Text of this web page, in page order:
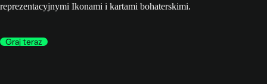
reprezentacyjnymi Ikonami i kartami bohaterskimi.
Graj teraz